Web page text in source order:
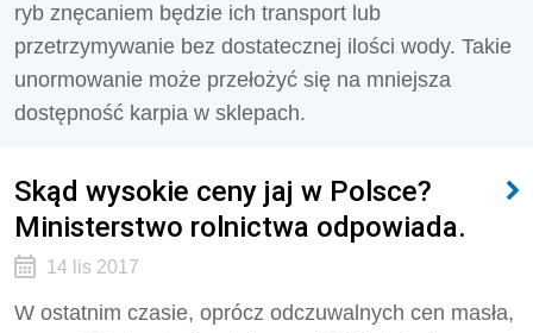
ryb znęcaniem będzie ich transport lub
przetrzymywanie bez dostatecznej ilości wody. Takie
unormowanie może przełożyć się na mniejsza
dostępność karpia w sklepach.
Skąd wysokie ceny jaj w Polsce?
Ministerstwo rolnictwa odpowiada.
14 lis 2017
W ostatnim czasie, oprócz odczuwalnych cen masła,